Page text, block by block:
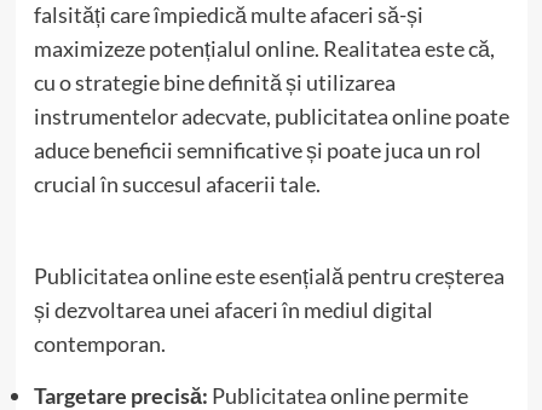
falsități care împiedică multe afaceri să-și
maximizeze potențialul online. Realitatea este că,
cu o strategie bine definită și utilizarea
instrumentelor adecvate, publicitatea online poate
aduce beneficii semnificative și poate juca un rol
crucial în succesul afacerii tale.
Publicitatea online este esențială pentru creșterea
și dezvoltarea unei afaceri în mediul digital
contemporan.
Targetare precisă: Publicitatea online permite